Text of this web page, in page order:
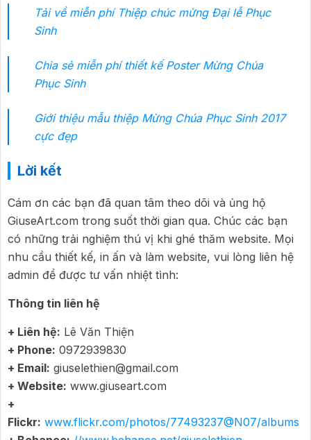
Tải về miễn phí Thiệp chúc mừng Đại lễ Phục
Sinh
Chia sẻ miễn phí thiết kế Poster Mừng Chúa
Phục Sinh
Giới thiệu mẫu thiệp Mừng Chúa Phục Sinh 2017
cực đẹp
Lời kết
Cám ơn các bạn đã quan tâm theo dõi và ủng hộ
GiuseArt.com trong suốt thời gian qua. Chúc các bạn
có những trải nghiệm thú vị khi ghé thăm website. Mọi
nhu cầu thiết kế, in ấn và làm website, vui lòng liên hệ
admin để được tư vấn nhiệt tình:
Thông tin liên hệ
+ Liên hệ: Lê Văn Thiện
+ Phone: 0972939830
+ Email: giuselethien@gmail.com
+ Website: www.giuseart.com
+
Flickr: www.flickr.com/photos/77493237@N07/albums